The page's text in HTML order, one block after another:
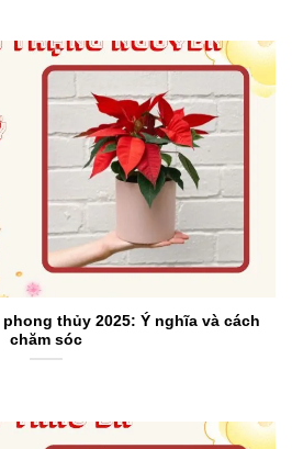
thủy 2025: Ý nghĩa và cách
chăm sóc